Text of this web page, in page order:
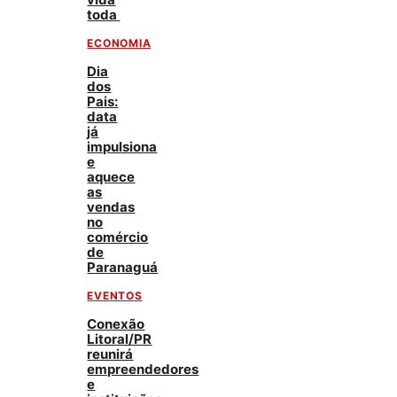
toda
ECONOMIA
Dia
dos
Pais:
data
já
impulsiona
e
aquece
as
vendas
no
comércio
de
Paranaguá
EVENTOS
Conexão
Litoral/PR
reunirá
empreendedores
e